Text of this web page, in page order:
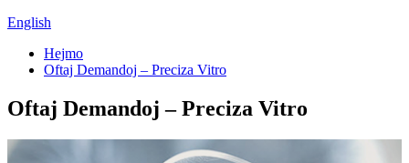
English
Hejmo
Oftaj Demandoj – Preciza Vitro
Oftaj Demandoj – Preciza Vitro